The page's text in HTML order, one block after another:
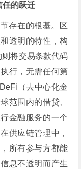
任的跃迁
存在的根基。区
透明的特性，构
则将交易条款代码
行，无需任何第
（去中心化金
范围内的借贷、
金融服务的一个
供应链管理中，
所有参与方都能
息不透明而产生